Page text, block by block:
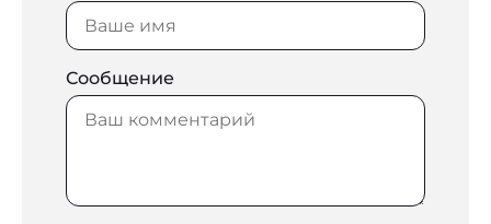
Сообщение